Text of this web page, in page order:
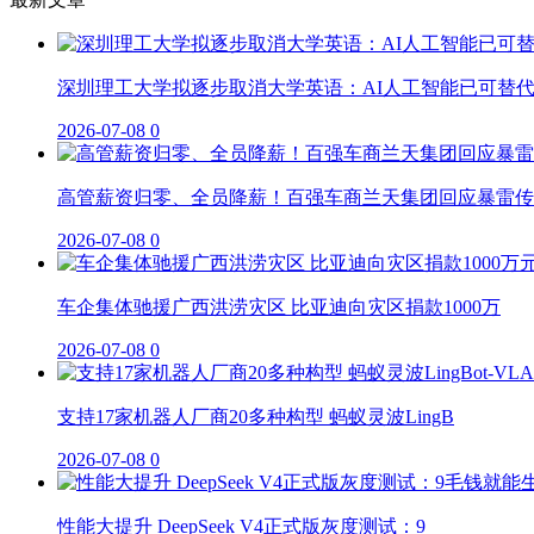
深圳理工大学拟逐步取消大学英语：AI人工智能已可替代
2026-07-08 0
高管薪资归零、全员降薪！百强车商兰天集团回应暴雷
2026-07-08 0
车企集体驰援广西洪涝灾区 比亚迪向灾区捐款1000万
2026-07-08 0
支持17家机器人厂商20多种构型 蚂蚁灵波LingB
2026-07-08 0
性能大提升 DeepSeek V4正式版灰度测试：9